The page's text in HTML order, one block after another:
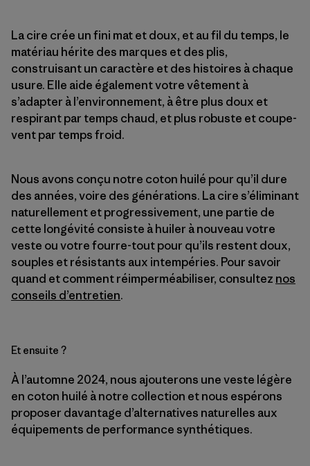
La cire crée un fini mat et doux, et au fil du temps, le
matériau hérite des marques et des plis,
construisant un caractère et des histoires à chaque
usure. Elle aide également votre vêtement à
s’adapter à l’environnement, à être plus doux et
respirant par temps chaud, et plus robuste et coupe-
vent par temps froid.
Nous avons conçu notre coton huilé pour qu’il dure
des années, voire des générations. La cire s’éliminant
naturellement et progressivement, une partie de
cette longévité consiste à huiler à nouveau votre
veste ou votre fourre-tout pour qu’ils restent doux,
souples et résistants aux intempéries. Pour savoir
quand et comment réimperméabiliser, consultez nos
conseils d’entretien.
Et ensuite ?
À l’automne 2024, nous ajouterons une veste légère
en coton huilé à notre collection et nous espérons
proposer davantage d’alternatives naturelles aux
équipements de performance synthétiques.